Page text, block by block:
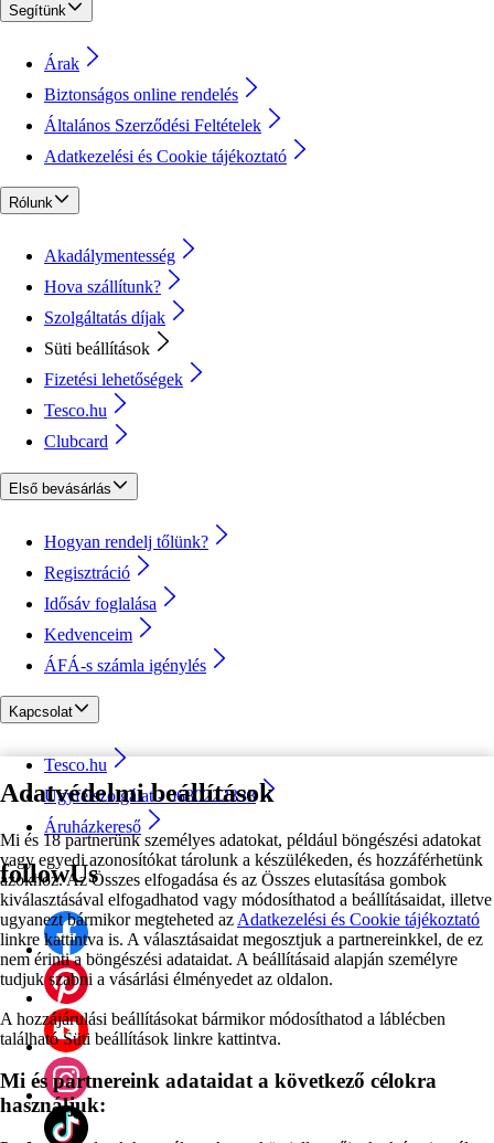
Adatvédelmi beállítások
Mi és 18 partnerünk személyes adatokat, például böngészési adatokat
vagy egyedi azonosítókat tárolunk a készülékeden, és hozzáférhetünk
azokhoz. Az Összes elfogadása és az Összes elutasítása gombok
kiválasztásával elfogadhatod vagy módosíthatod a beállításaidat, illetve
ugyanezt bármikor megteheted az Adatkezelési és Cookie tájékoztató
linkre kattintva is. A választásaidat megosztjuk a partnereinkkel, de ez
nem érinti a böngészési adataidat. A beállításaid alapján személyre
tudjuk szabni a vásárlási élményedet az oldalon.
A hozzájárulási beállításokat bármikor módosíthatod a láblécben
található Süti beállítások linkre kattintva.
Mi és partnereink adataidat a következő célokra
használjuk:
Segítünk
Árak
Biztonságos online rendelés
Általános Szerződési Feltételek
Adatkezelési és Cookie tájékoztató
Rólunk
Akadálymentesség
Hova szállítunk?
Szolgáltatás díjak
Süti beállítások
Fizetési lehetőségek
Tesco.hu
Clubcard
Első bevásárlás
Hogyan rendelj tőlünk?
Regisztráció
Idősáv foglalása
Kedvenceim
ÁFÁ-s számla igénylés
Kapcsolat
Tesco.hu
Ügyfélszolgálat - 0680222333
Áruházkereső
followUs